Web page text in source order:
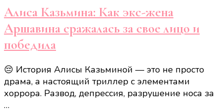
Алиса Казьмина: Как экс-жена
Аршавина сражалась за свое лицо и
победила
😔 История Алисы Казьминой — это не просто
драма, а настоящий триллер с элементами
хоррора. Развод, депрессия, разрушение носа за
…